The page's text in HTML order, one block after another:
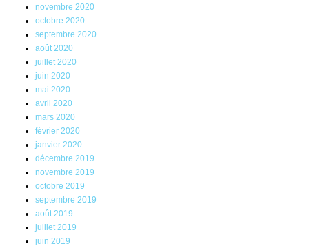
novembre 2020
octobre 2020
septembre 2020
août 2020
juillet 2020
juin 2020
mai 2020
avril 2020
mars 2020
février 2020
janvier 2020
décembre 2019
novembre 2019
octobre 2019
septembre 2019
août 2019
juillet 2019
juin 2019